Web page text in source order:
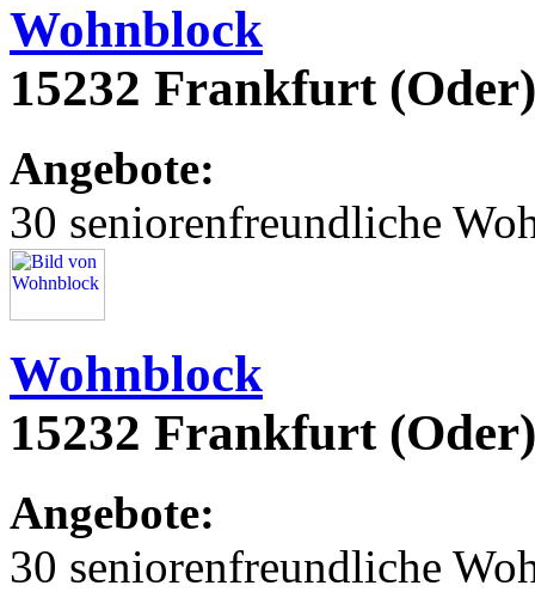
Wohnblock
15232 Frankfurt
Angebote:
30 seniorenfreundliche
Wohnblock
15232 Frankfurt
Angebote:
30 seniorenfreundliche